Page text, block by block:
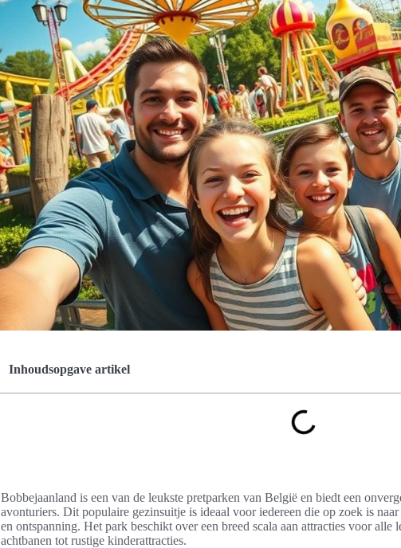
Inhoudsopgave artikel
Bobbejaanland is een van de leukste pretparken van België en biedt een
avonturiers. Dit populaire gezinsuitje is ideaal voor iedereen die op zoek is
en ontspanning. Het park beschikt over een breed scala aan attracties voor alle
achtbanen tot rustige kinderattracties.